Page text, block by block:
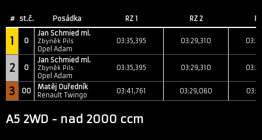
# st.č. Posádka RZ 1 RZ 2
1 0
Jan Schmied ml.
Zbyněk Pils
Opel Adam
03:35,395 03:29,310
2 0
Jan Schmied ml.
Zbyněk Pils
Opel Adam
03:35,395 03:29,310
3 00
Matěj Ouředník
Renault Twingo
03:41,761 03:29,060
A5 2WD - nad 2000 ccm